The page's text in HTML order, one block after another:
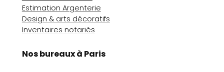
Estimation Argenterie
Design & arts décoratifs
Inventaires notariés
Nos bureaux à Paris